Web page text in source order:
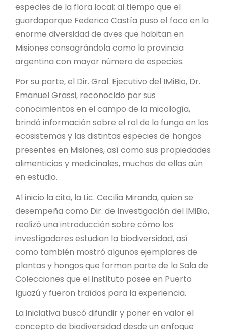
especies de la flora local; al tiempo que el
guardaparque Federico Castía puso el foco en la
enorme diversidad de aves que habitan en
Misiones consagrándola como la provincia
argentina con mayor número de especies.
Por su parte, el Dir. Gral. Ejecutivo del IMiBio, Dr.
Emanuel Grassi, reconocido por sus
conocimientos en el campo de la micología,
brindó información sobre el rol de la funga en los
ecosistemas y las distintas especies de hongos
presentes en Misiones, así como sus propiedades
alimenticias y medicinales, muchas de ellas aún
en estudio.
Al inicio la cita, la Lic. Cecilia Miranda, quien se
desempeña como Dir. de Investigación del IMiBio,
realizó una introducción sobre cómo los
investigadores estudian la biodiversidad, así
como también mostró algunos ejemplares de
plantas y hongos que forman parte de la Sala de
Colecciones que el instituto posee en Puerto
Iguazú y fueron traídos para la experiencia.
La iniciativa buscó difundir y poner en valor el
concepto de biodiversidad desde un enfoque